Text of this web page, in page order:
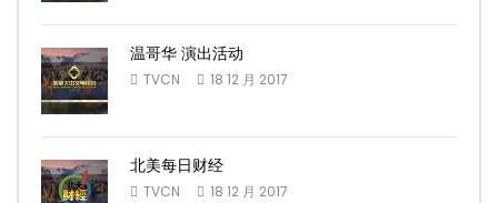
温哥华 演出活动
TVCN 18 12 月 2017
北美每日财经
TVCN 18 12 月 2017